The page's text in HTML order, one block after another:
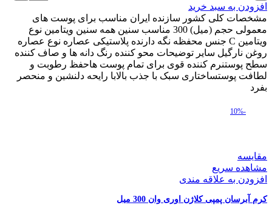
افزودن به سبد خرید
مشخصات کلی کشور سازنده ایران مناسب برای پوست های
معمولی حجم (میل) 300 مناسب سنین همه سنین ویتامین نوع
ویتامین C جنس محفظه نگه دارنده پلاستیکی عصاره نوع عصاره
روغن نارگیل سایر توضیحات محو کننده رنگ دانه ها و صاف کننده
سطح پوستنرم کننده قوی برای تمام پوست هاحفظ رطوبت و
لطافت پوستساختاری سبک با جذب بالابا رایحه دلنشین و منحصر
بفرد
-10%
مقایسه
مشاهده سریع
افزودن به علاقه مندی
کرم آبرسان پمپی کلاژن اوری وان 300 میل